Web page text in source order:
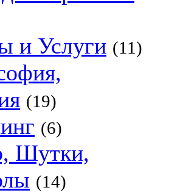
и Услуги (11)
(19)
(6)
Шутки,
(14)